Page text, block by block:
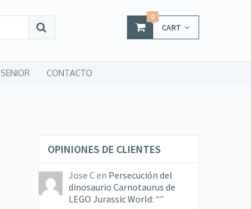
CART
0
CONTACTO
OPINIONES DE CLIENTES
Jose Cen Persecución del
dinosaurio Carnotaurus de
LEGO Jurassic World: “”